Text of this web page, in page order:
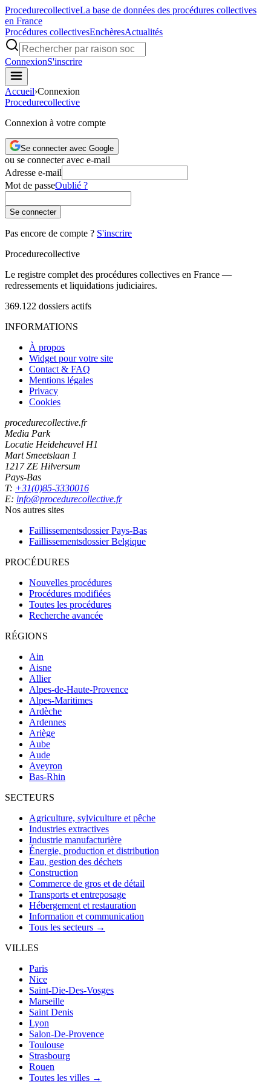
ProcedurecollectiveLa base de données des procédures collectives
en France
Procédures collectivesEnchèresActualités
ConnexionS'inscrire
Accueil›Connexion
Procedurecollective
Connexion à votre compte
Se connecter avec Google
ou se connecter avec e-mail
Adresse e-mail
Mot de passeOublié ?
Se connecter
Pas encore de compte ? S'inscrire
Procedurecollective
Le registre complet des procédures collectives en France —
redressements et liquidations judiciaires.
369.122 dossiers actifs
INFORMATIONS
À propos
Widget pour votre site
Contact & FAQ
Mentions légales
Privacy
Cookies
procedurecollective.fr
Media Park
Locatie Heideheuvel H1
Mart Smeetslaan 1
1217 ZE Hilversum
Pays-Bas
T: +31(0)85-3330016
E: info@procedurecollective.fr
Nos autres sites
Faillissementsdossier Pays-Bas
Faillissementsdossier Belgique
PROCÉDURES
Nouvelles procédures
Procédures modifiées
Toutes les procédures
Recherche avancée
RÉGIONS
Ain
Aisne
Allier
Alpes-de-Haute-Provence
Alpes-Maritimes
Ardèche
Ardennes
Ariège
Aube
Aude
Aveyron
Bas-Rhin
SECTEURS
Agriculture, sylviculture et pêche
Industries extractives
Industrie manufacturière
Énergie, production et distribution
Eau, gestion des déchets
Construction
Commerce de gros et de détail
Transports et entreposage
Hébergement et restauration
Information et communication
Tous les secteurs →
VILLES
Paris
Nice
Saint-Die-Des-Vosges
Marseille
Saint Denis
Lyon
Salon-De-Provence
Toulouse
Strasbourg
Rouen
Toutes les villes →